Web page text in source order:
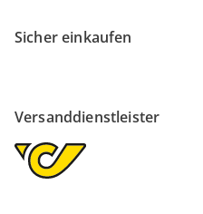
Sicher einkaufen
Versanddienstleister